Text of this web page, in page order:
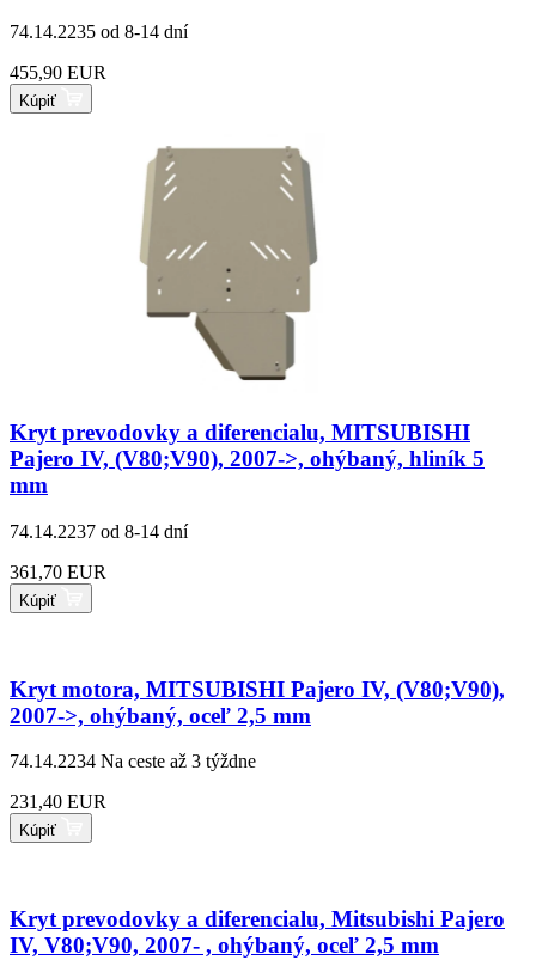
74.14.2235 od 8-14 dní
455,90 EUR
Kúpiť
Kryt prevodovky a diferencialu, MITSUBISHI
Pajero IV, (V80;V90), 2007->, ohýbaný, hliník 5
mm
74.14.2237 od 8-14 dní
361,70 EUR
Kúpiť
Kryt motora, MITSUBISHI Pajero IV, (V80;V90),
2007->, ohýbaný, oceľ 2,5 mm
74.14.2234 Na ceste až 3 týždne
231,40 EUR
Kúpiť
Kryt prevodovky a diferencialu, Mitsubishi Pajero
IV, V80;V90, 2007- , ohýbaný, oceľ 2,5 mm